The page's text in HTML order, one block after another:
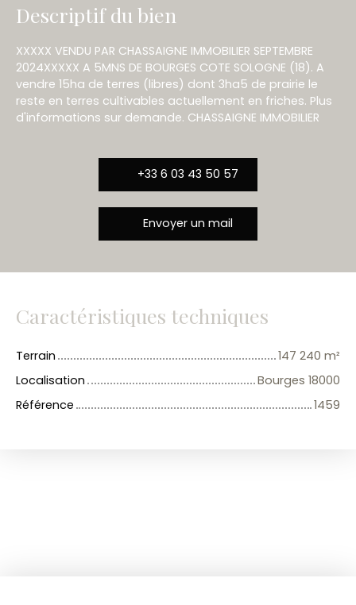
Descriptif du bien
XXXXX VENDU PAR CHASSAIGNE IMMOBILIER SEPTEMBRE
2024XXXXX A 5MNS DE BOURGES COTE SOLOGNE (18). A
vendre 15ha de terres (libres) dont 3ha5 de prairie le
reste en terres cultivables actuellement en friches. Plus
d'informations sur demande. CHASSAIGNE IMMOBILIER
+33 6 03 43 50 57
Envoyer un mail
Caractéristiques techniques
Terrain 147 240 m²
Localisation
Bourges 18000
Référence
1459